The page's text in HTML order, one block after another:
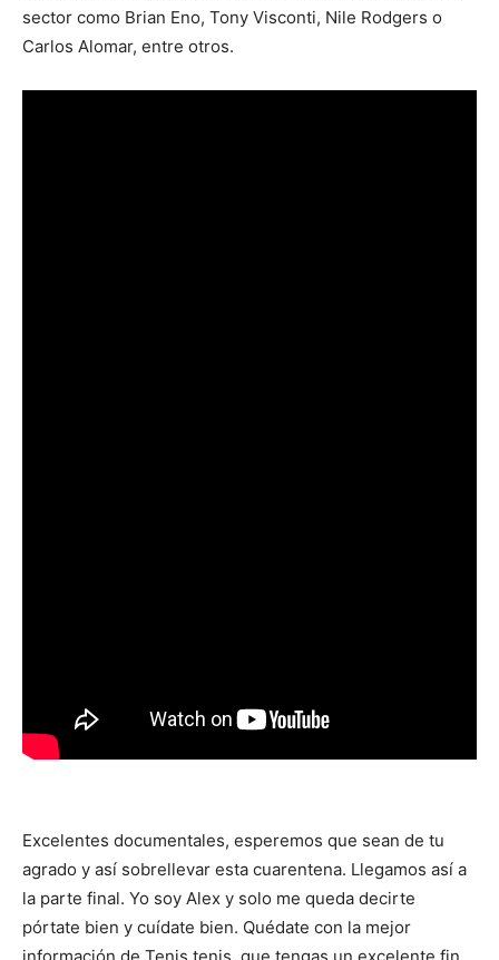
sector como Brian Eno, Tony Visconti, Nile Rodgers o
Carlos Alomar, entre otros.
Excelentes documentales, esperemos que sean de tu
agrado y así sobrellevar esta cuarentena. Llegamos así a
la parte final. Yo soy Alex y solo me queda decirte
pórtate bien y cuídate bien. Quédate con la mejor